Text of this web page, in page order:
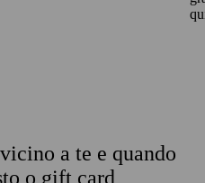
a te e quando
o gift card